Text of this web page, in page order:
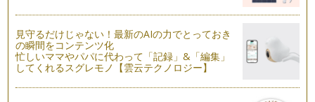
ぼくの・わたしの植木鉢をつくろう！
天高く、馬肥ゆる秋。青い空にはまっ白なうろこ雲がいっぱ
い。…
秋の七草ってなんだろう？
見守るだけじゃない！最新のAIの力でとっておき
の瞬間をコンテンツ化
忙しいママやパパに代わって「記録」&「編集」
してくれるスグレモノ【雲云テクノロジー】